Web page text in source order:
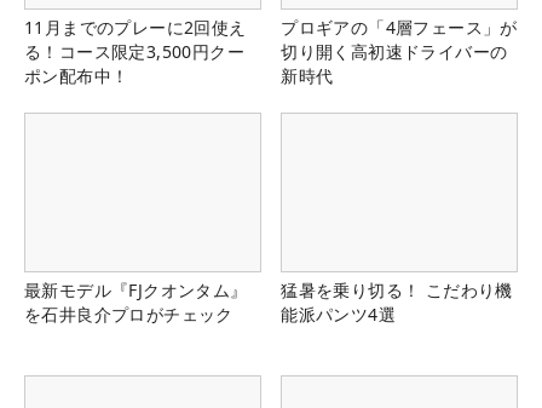
11月までのプレーに2回使え
る！コース限定3,500円クー
ポン配布中！
プロギアの「4層フェース」が
切り開く高初速ドライバーの
新時代
最新モデル『FJクオンタム』
を石井良介プロがチェック
猛暑を乗り切る！ こだわり機
能派パンツ4選